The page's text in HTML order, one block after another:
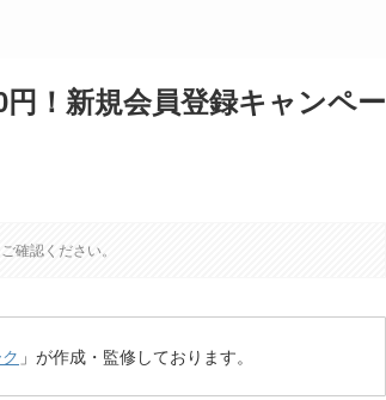
！新規会員登録キャンペー
確認ください。
」が作成・監修しております。